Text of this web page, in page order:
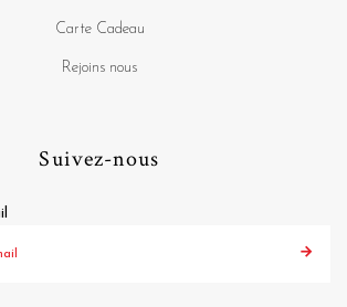
Carte Cadeau
Rejoins nous
Suivez-nous